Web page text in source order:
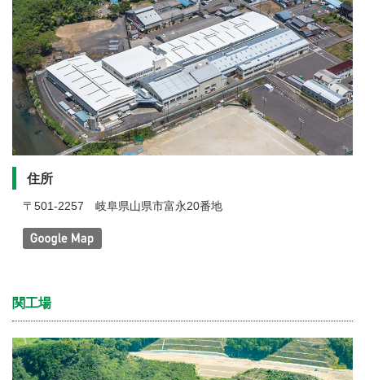
住所
〒501-2257 岐阜県山県市富永20番地
関工場